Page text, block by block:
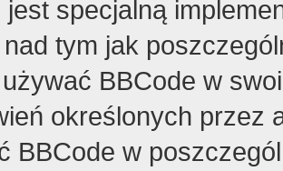
jest specjalną
tym jak
BBCode w
określonych przez
BBCode w